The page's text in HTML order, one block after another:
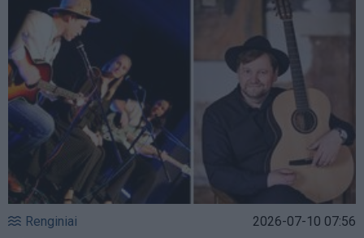
Renginiai 2026-07-10 07:56